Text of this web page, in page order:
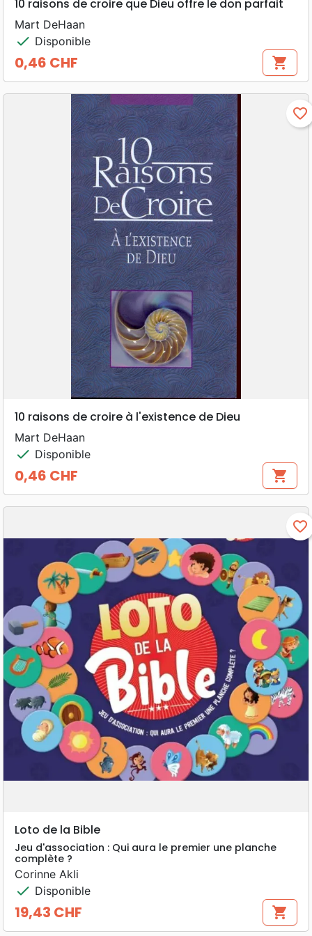
10 raisons de croire que Dieu offre le don parfait
Mart DeHaan
check Disponible
Prix
0,46 CHF shopping_cart
favorite_border
10 raisons de croire à l'existence de Dieu
Mart DeHaan
check Disponible
Prix
0,46 CHF shopping_cart
favorite_border
Loto de la Bible
Jeu d'association : Qui aura le premier une planche
complète ?
Corinne Akli
check Disponible
Prix
19,43 CHF shopping_cart